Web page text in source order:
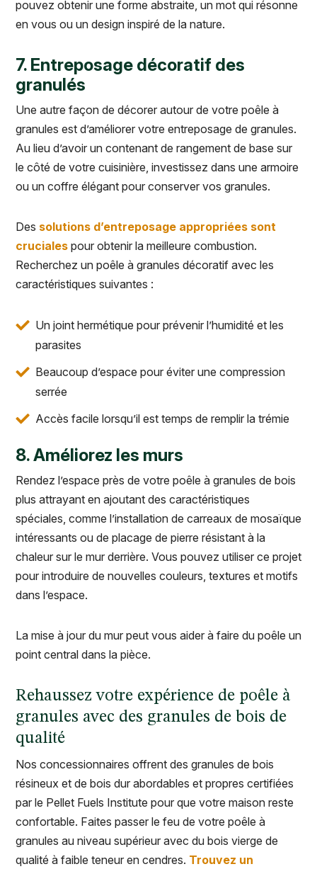
pouvez obtenir une forme abstraite, un mot qui résonne
en vous ou un design inspiré de la nature.
7. Entreposage décoratif des
granulés
Une autre façon de décorer autour de votre poêle à
granules est d’améliorer votre entreposage de granules.
Au lieu d’avoir un contenant de rangement de base sur
le côté de votre cuisinière, investissez dans une armoire
ou un coffre élégant pour conserver vos granules.
Des solutions d’entreposage appropriées sont
cruciales pour obtenir la meilleure combustion.
Recherchez un poêle à granules décoratif avec les
caractéristiques suivantes :
Un joint hermétique pour prévenir l’humidité et les
parasites
Beaucoup d’espace pour éviter une compression
serrée
Accès facile lorsqu’il est temps de remplir la trémie
8. Améliorez les murs
Rendez l’espace près de votre poêle à granules de bois
plus attrayant en ajoutant des caractéristiques
spéciales, comme l’installation de carreaux de mosaïque
intéressants ou de placage de pierre résistant à la
chaleur sur le mur derrière. Vous pouvez utiliser ce projet
pour introduire de nouvelles couleurs, textures et motifs
dans l’espace.
La mise à jour du mur peut vous aider à faire du poêle un
point central dans la pièce.
Rehaussez votre expérience de poêle à
granules avec des granules de bois de
qualité
Nos concessionnaires offrent des granules de bois
résineux et de bois dur abordables et propres certifiées
par le Pellet Fuels Institute pour que votre maison reste
confortable. Faites passer le feu de votre poêle à
granules au niveau supérieur avec du bois vierge de
qualité à faible teneur en cendres. Trouvez un